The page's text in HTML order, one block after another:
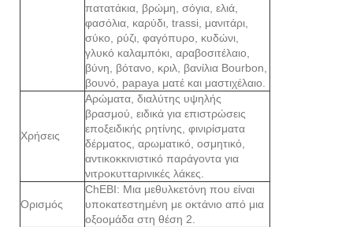
πατατάκια, βρώμη, σόγια, ελιά,
φασόλια, καρύδι, trassi, μανιτάρι,
σύκο, ρύζι, φαγόπυρο, κυδώνι,
γλυκό καλαμπόκι, αραβοσιτέλαιο,
βύνη, βότανο, κριλ, βανίλια Bourbon,
βουνό, papaya ματέ και μαστιχέλαιο.
Χρήσεις
Αρώματα, διαλύτης υψηλής
βρασμού, ειδικά για επιστρώσεις
εποξειδικής ρητίνης, φινιρίσματα
δέρματος, αρωματικό, οσμητικό,
αντικοκκινιστικό παράγοντα για
νιτροκυτταρινικές λάκες.
Ορισμός
ChEBI: Μια μεθυλκετόνη που είναι
υποκατεστημένη με οκτάνιο από μια
οξοομάδα στη θέση 2.